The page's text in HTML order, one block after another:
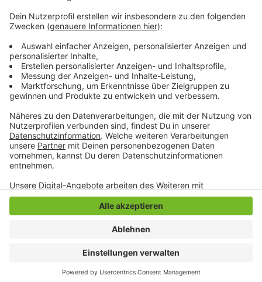
noch drei Mehrfamilienhäuser an Investoren vergeben.
Hier wird es auch geförderten Wohnraum geben. Die
voraussichtlich Ende des Jahres.
Anzeige
Anzeige